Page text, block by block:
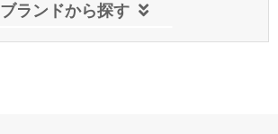
ブランドから探す